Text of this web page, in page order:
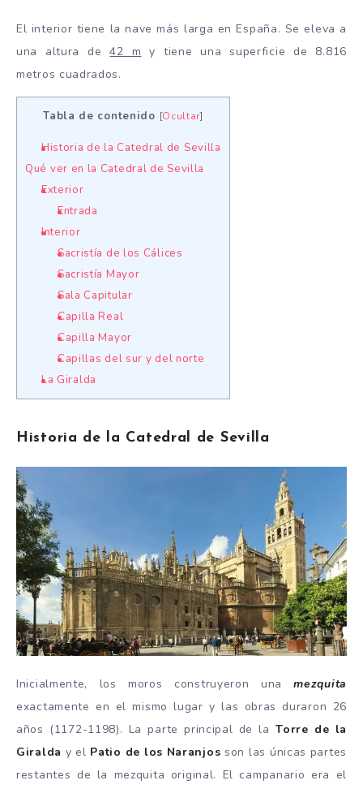
El interior tiene la nave más larga en España. Se eleva a
una altura de42 m y tiene una superficie de 8.816
metros cuadrados.
Tabla de contenido [Ocultar]
Historia de la Catedral de Sevilla
Qué ver en la Catedral de Sevilla
Exterior
Entrada
Interior
Sacristía de los Cálices
Sacristía Mayor
Sala Capitular
Capilla Real
Capilla Mayor
Capillas del sur y del norte
La Giralda
Historia de la Catedral de Sevilla
Inicialmente, los moros construyeron unamezquita
exactamente en el mismo lugar y las obras duraron 26
años (1172-1198). La parte principal de laTorre de la
Giralda y el Patio de los Naranjos son las únicas partes
restantes de la mezquita original. El campanario era el